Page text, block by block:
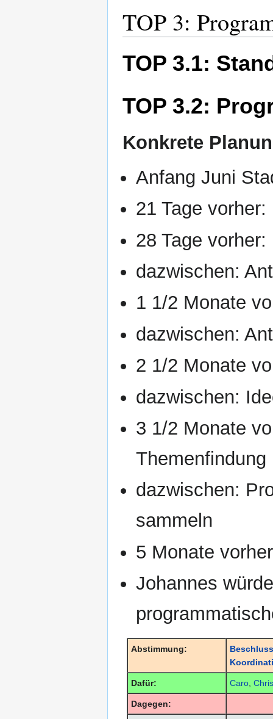
TOP 3:
TOP 3.1:
TOP 3.2:
Konkrete
Anfang Juni
21 Tage
28 Tage
dazwischen:
1 1/2 Monate
dazwischen:
2 1/2 Monate
dazwischen:
3 1/2 Monate
Themenfindung
dazwischen:
sammeln
5 Monate
Johannes
Abstimmung:
Dafür: Caro,
Dagegen: